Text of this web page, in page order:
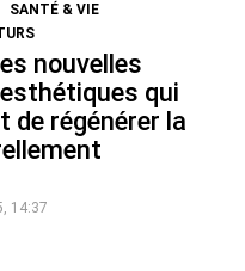
SANTÉ & VIE
nouvelles
qui
de régénérer la
14:37